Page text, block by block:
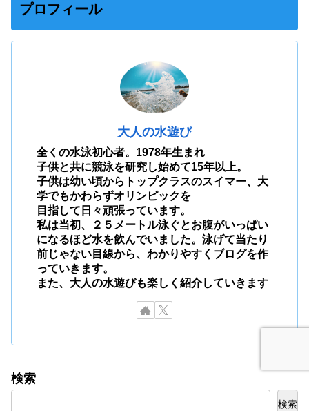
プロフィール
大人の水遊び
全くの水泳初心者。1978年生まれ
子供と共に競泳を研究し始めて15年以上。
子供は幼い頃からトップクラスのスイマー、大
学でもかわらずオリンピックを
目指して日々頑張っています。
私は当初、２５メートル泳ぐとお腹がいっぱい
になるほど水を飲んでいました。泳げて当たり
前じゃない目線から、わかりやすくブログを作
っていきます。
また、大人の水遊びも楽しく紹介していきます
検索
検索